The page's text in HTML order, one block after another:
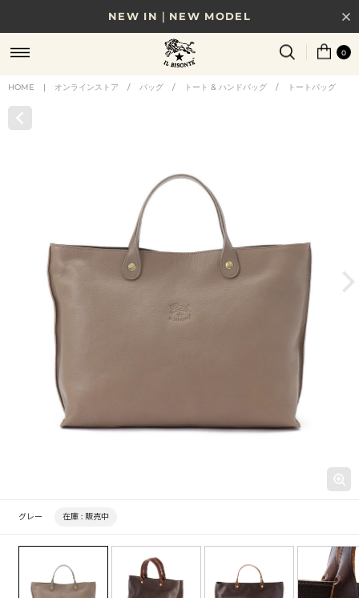
NEW IN｜NEW MODEL
8/17(月)10時まで｜税込11,000円以上で送料無料
贈る相手やシーンから選べる、新しいギフトガイド
0
HOME | オンラインストア / バッグ / トート & ハンドバッグ / トートバッグ
グレー 在庫 : 販売中